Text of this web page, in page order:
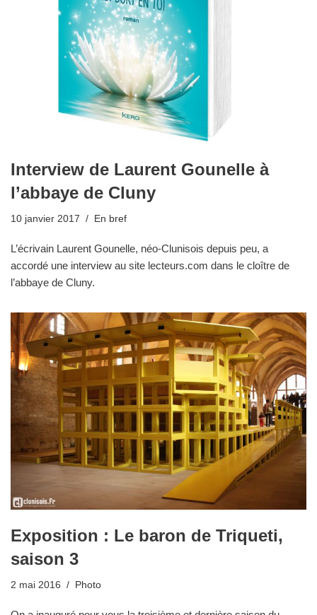
Interview de Laurent Gounelle à
l’abbaye de Cluny
10 janvier 2017 En bref
L’écrivain Laurent Gounelle, néo-Clunisois depuis peu, a
accordé une interview au site lecteurs.com dans le cloître de
l’abbaye de Cluny.
Exposition : Le baron de Triqueti,
saison 3
2 mai 2016 Photo